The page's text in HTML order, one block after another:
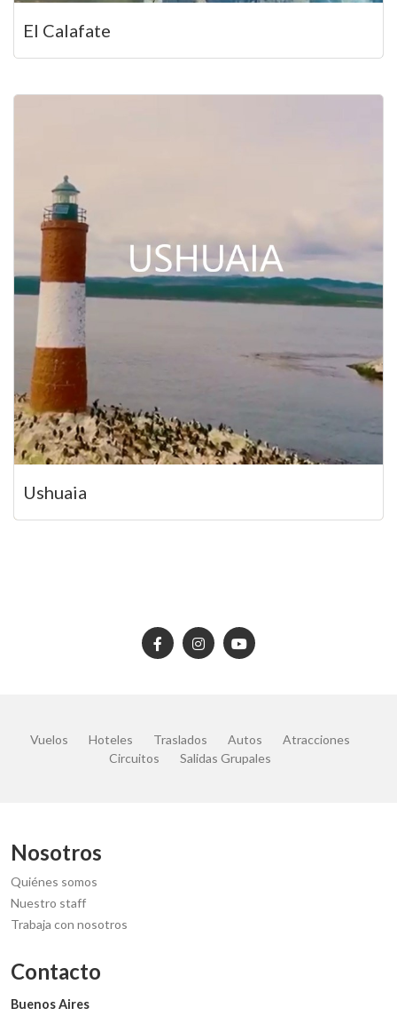
El Calafate
Ushuaia
Vuelos Hoteles Traslados Autos
Atracciones
Circuitos
Salidas Grupales
Nosotros
Quiénes somos
Nuestro staff
Trabaja con nosotros
Contacto
Buenos Aires